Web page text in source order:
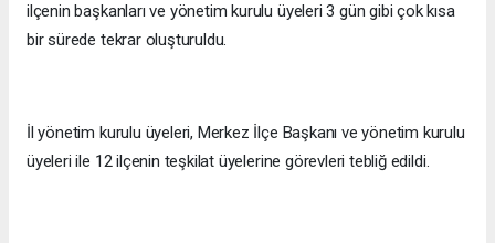
ilçenin başkanları ve yönetim kurulu üyeleri 3 gün gibi çok kısa
bir sürede tekrar oluşturuldu.
İl yönetim kurulu üyeleri, Merkez İlçe Başkanı ve yönetim kurulu
üyeleri ile 12 ilçenin teşkilat üyelerine görevleri tebliğ edildi.